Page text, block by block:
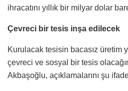
ihracatını yıllık bir milyar dolar
Çevreci bir tesis inşa edilecek
Kurulacak tesisin bacasız üretim
çevreci ve sosyal bir tesis
Akbaşoğlu, açıklamalarını şu